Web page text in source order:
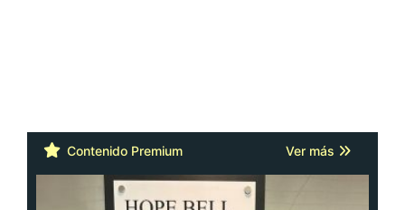
Contenido Premium Ver más